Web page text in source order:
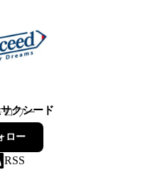
クシード
ロワー
ロー
RSS